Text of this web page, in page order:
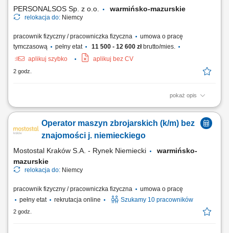
PERSONALSOS Sp. z o.o. warmińsko-mazurskie
relokacja do: Niemcy
pracownik fizyczny / pracowniczka fizyczna
umowa o pracę
tymczasową
pełny etat 11 500 - 12 600 złbrutto/mies.
aplikuj szybko
aplikuj bez CV
2 godz.
pokaż opis
Opis stanowiska: Pielęgnacja upraw poprzez usuwanie chwastów i
przygotowywanie roślin do dalszej produkcji. Pakowanie zamówień i
przygotowywanie przesyłek do wysyłki. Utrzymywanie porządku na
Operator maszyn zbrojarskich (k/m) bez
znajomości j. niemieckiego
Mostostal Kraków S.A. - Rynek Niemiecki
warmińsko-
mazurskie
relokacja do: Niemcy
pracownik fizyczny / pracowniczka fizyczna
umowa o pracę
pełny etat
rekrutacja online Szukamy 10 pracowników
2 godz.